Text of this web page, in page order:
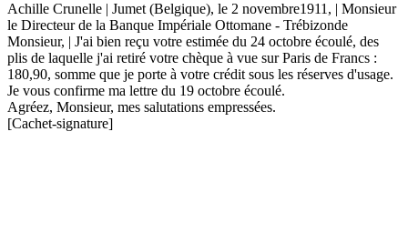
Achille Crunelle | Jumet (Belgique), le 2 novembre1911, | Monsieur
le Directeur de la Banque Impériale Ottomane - Trébizonde
Monsieur, | J'ai bien reçu votre estimée du 24 octobre écoulé, des
plis de laquelle j'ai retiré votre chèque à vue sur Paris de Francs :
180,90, somme que je porte à votre crédit sous les réserves d'usage.
Je vous confirme ma lettre du 19 octobre écoulé.
Agréez, Monsieur, mes salutations empressées.
[Cachet-signature]